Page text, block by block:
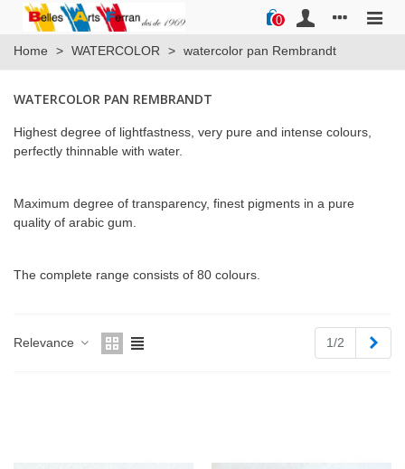
0
Home > WATERCOLOR > watercolor pan Rembrandt
WATERCOLOR PAN REMBRANDT
Highest degree of lightfastness, very pure and intense colours,
perfectly thinnable with water.
Maximum degree of transparency, finest pigments in a pure
quality of arabic gum.
The complete range consists of 80 colours.
Relevance 1/2